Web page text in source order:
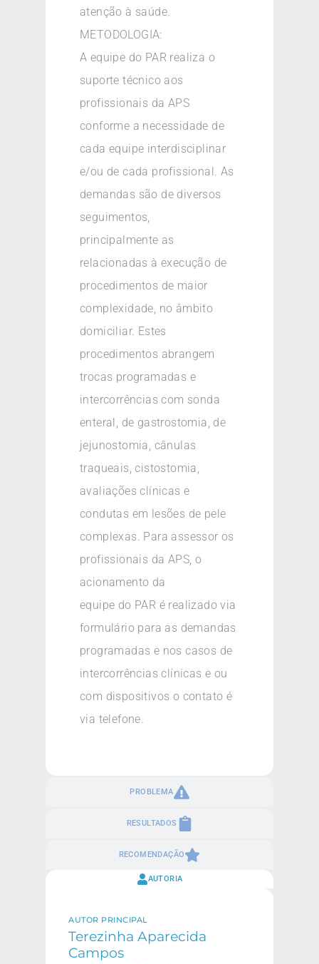
PROBLEMA
RESULTADOS
RECOMENDAÇÃO
atenção à saúde.
METODOLOGIA:
A equipe do PAR realiza o
suporte técnico aos
profissionais da APS
conforme a necessidade de
cada equipe interdisciplinar
e/ou de cada profissional. As
demandas são de diversos
seguimentos,
principalmente as
relacionadas à execução de
procedimentos de maior
complexidade, no âmbito
domiciliar. Estes
procedimentos abrangem
trocas programadas e
intercorrências com sonda
enteral, de gastrostomia, de
jejunostomia, cânulas
traqueais, cistostomia,
avaliações clínicas e
condutas em lesões de pele
complexas. Para assessor os
profissionais da APS, o
acionamento da
equipe do PAR é realizado via
formulário para as demandas
programadas e nos casos de
intercorrências clínicas e ou
com dispositivos o contato é
via telefone.
AUTORIA
AUTOR PRINCIPAL
Terezinha Aparecida
Campos